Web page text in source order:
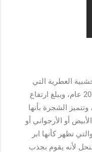
العطرية التي
يمكنها أن تعيش لمدة تتراوح ما بين 15- 20 عام، ويبلغ ارتفاع
حوالي 4 أقدام (1.2 م)، وتتميز الشجرة بأنها
أو الأرجواني أو
تظهر كأنها ابر
لأنه يقوم بجذب